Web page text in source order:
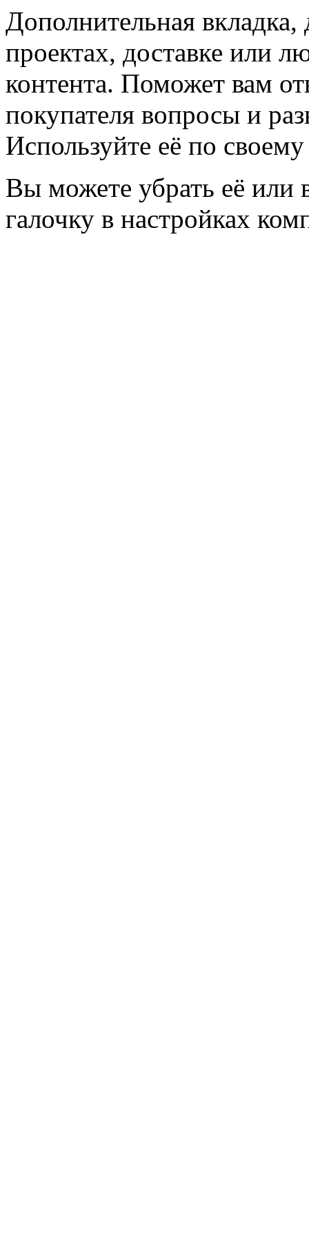
Дополнительная
проектах, доставке или
контента. Поможет вам
покупателя вопросы и
Используйте её по
Вы можете убрать её или
галочку в настройках